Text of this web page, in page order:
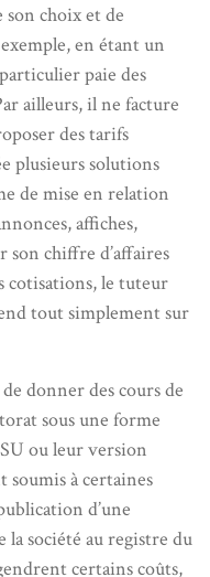
choix et de
en étant un
paie des
ailleurs, il ne facture
des tarifs
plusieurs solutions
de mise en relation
affiches,
son chiffre d’affaires
cotisations, le tuteur
tout simplement sur
donner des cours de
sous une forme
ou leur version
soumis à certaines
d’une
société au registre du
certains coûts,